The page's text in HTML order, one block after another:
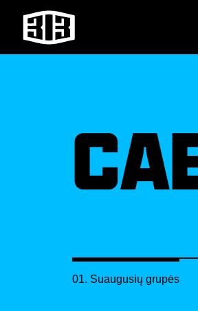
01. Suaugusių grupės